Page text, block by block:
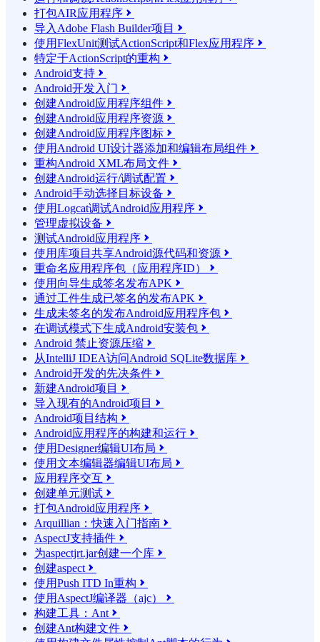
打包AIR应用程序 
导入Adobe Flash Builder项目 
使用FlexUnit测试ActionScript和Flex应用程序 
特定于ActionScript的重构 
Android支持 
Android开发入门 
创建Android应用程序组件 
创建Android应用程序资源 
创建Android应用程序图标 
使用Android UI设计器添加和编辑布局组件 
重构Android XML布局文件 
创建Android运行/调试配置 
Android手动选择目标设备 
使用Logcat调试Android应用程序 
管理虚拟设备 
测试Android应用程序 
使用库项目共享Android源代码和资源 
重命名应用程序包（应用程序ID） 
使用向导生成签名发布APK 
通过工件生成已签名的发布APK 
生成未签名的发布Android应用程序包 
在调试模式下生成Android安装包 
Android 禁止资源压缩 
从IntelliJ IDEA访问Android SQLite数据库 
Android开发的先决条件 
新建Android项目 
导入现有的Android项目 
Android项目结构 
Android应用程序的构建和运行 
使用Designer编辑UI布局 
使用文本编辑器编辑UI布局 
应用程序交互 
创建单元测试 
打包Android应用程序 
Arquillian：快速入门指南 
AspectJ支持插件 
为aspectjrt.jar创建一个库 
创建aspect 
使用Push ITD In重构 
使用AspectJ编译器（ajc） 
构建工具：Ant 
创建Ant构建文件 